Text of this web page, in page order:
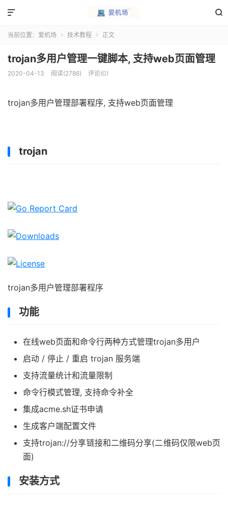


当前位置： 爱机场  技术教程  正文
trojan多用户管理一键脚本, 支持web页面管理
2020-04-13 阅读(2786) 评论(0)
trojan多用户管理部署程序, 支持web页面管理
trojan
trojan多用户管理部署程序
功能
在线web页面和命令行两种方式管理trojan多用户
启动 / 停止 / 重启 trojan 服务端
支持流量统计和流量限制
命令行模式管理, 支持命令补全
集成acme.sh证书申请
生成客户端配置文件
支持trojan://分享链接和二维码分享(二维码仅限web页
面)
安装方式